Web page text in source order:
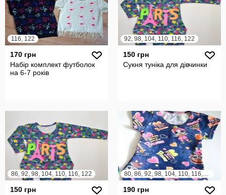
116, 122
170 грн
Набір комплект футболок
на 6-7 років
92, 98, 104, 110, 116, 122
150 грн
Сукня туніка для дівчинки
86, 92, 98, 104, 110, 116, 122
150 грн
80, 86, 92, 98, 104, 110, 116, 122, 128
190 грн